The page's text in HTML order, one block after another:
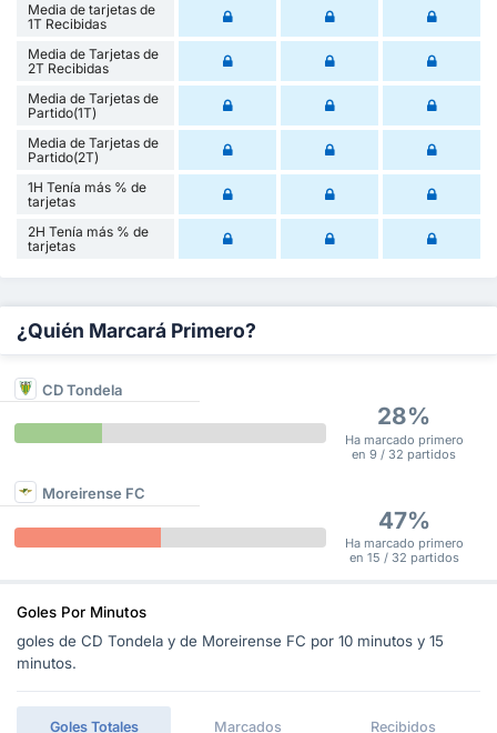
Media de tarjetas de
1T Recibidas
Media de Tarjetas de
2T Recibidas
Media de Tarjetas de
Partido(1T)
Media de Tarjetas de
Partido(2T)
1H Tenía más % de
tarjetas
2H Tenía más % de
tarjetas
¿Quién Marcará Primero?
CD Tondela
28%
Ha marcado primero
en 9 / 32 partidos
Moreirense FC
47%
Ha marcado primero
en 15 / 32 partidos
Goles Por Minutos
goles de CD Tondela y de Moreirense FC por 10 minutos y 15
minutos.
Goles Totales Marcados Recibidos